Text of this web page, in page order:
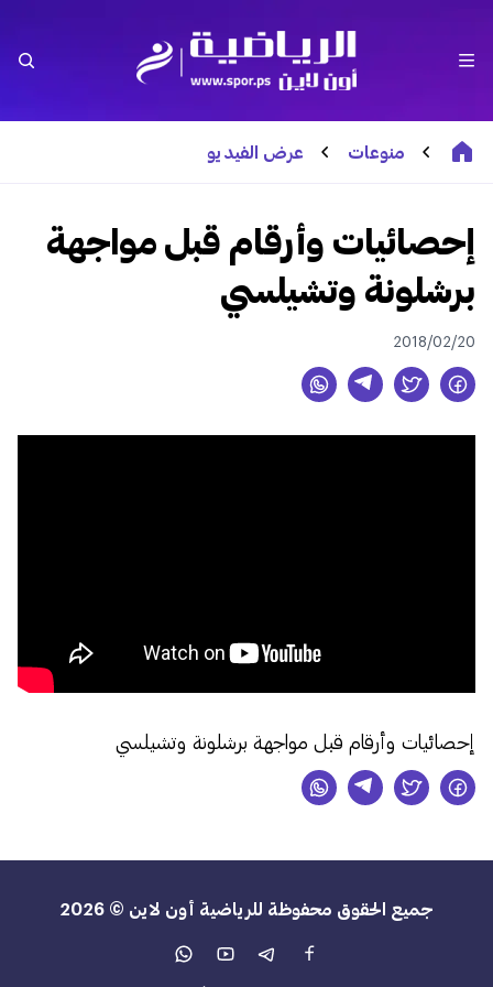
منوعات عرض الفيديو
إحصائيات وأرقام قبل مواجهة
برشلونة وتشيلسي
2018/02/20
إحصائيات وأرقام قبل مواجهة برشلونة وتشيلسي
جميع الحقوق محفوظة للرياضية أون لاين © 2026